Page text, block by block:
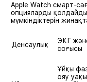
Apple Watch смарт-
опцияларды
мүмкіндіктерін
Денсаулық
ЭКГ
соғысы
Ұйқы
ояу